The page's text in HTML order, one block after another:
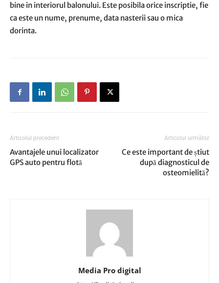
bine in interiorul balonului. Este posibila orice inscriptie, fie
ca este un nume, prenume, data nasterii sau o mica
dorinta.
Articolul precedent
Avantajele unui localizator
GPS auto pentru flotă
Articolul următor
Ce este important de știut
după diagnosticul de
osteomielită?
Media Pro digital